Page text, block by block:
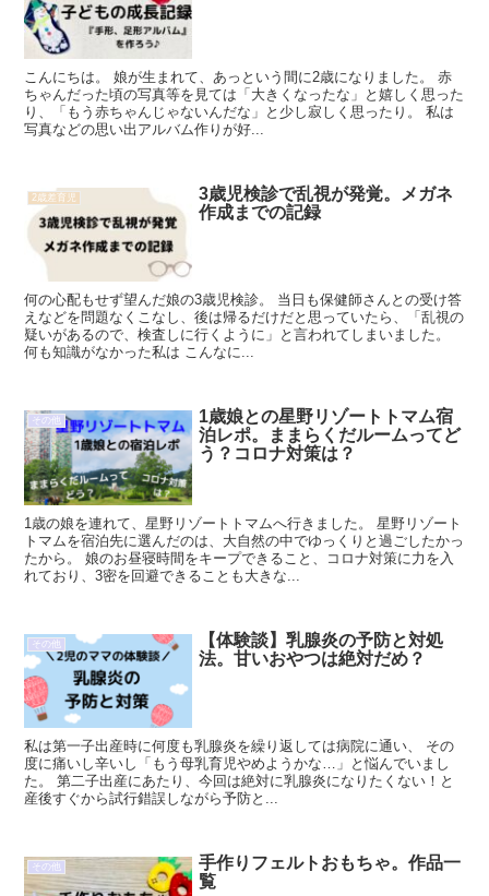
こんにちは。 娘が生まれて、あっという間に2歳になりました。 赤
ちゃんだった頃の写真等を見ては「大きくなったな」と嬉しく思った
り、「もう赤ちゃんじゃないんだな」と少し寂しく思ったり。 私は
写真などの思い出アルバム作りが好...
2歳差育児
3歳児検診で乱視が発覚。メガネ
作成までの記録
何の心配もせず望んだ娘の3歳児検診。 当日も保健師さんとの受け答
えなどを問題なくこなし、後は帰るだけだと思っていたら、「乱視の
疑いがあるので、検査しに行くように」と言われてしまいました。
何も知識がなかった私は こんなに...
その他
1歳娘との星野リゾートトマム宿
泊レポ。ままらくだルームってど
う？コロナ対策は？
1歳の娘を連れて、星野リゾートトマムへ行きました。 星野リゾート
トマムを宿泊先に選んだのは、大自然の中でゆっくりと過ごしたかっ
たから。 娘のお昼寝時間をキープできること、コロナ対策に力を入
れており、3密を回避できることも大きな...
その他
【体験談】乳腺炎の予防と対処
法。甘いおやつは絶対だめ？
私は第一子出産時に何度も乳腺炎を繰り返しては病院に通い、 その
度に痛いし辛いし「もう母乳育児やめようかな…」と悩んでいまし
た。 第二子出産にあたり、今回は絶対に乳腺炎になりたくない！と
産後すぐから試行錯誤しながら予防と...
その他
手作りフェルトおもちゃ。作品一
覧